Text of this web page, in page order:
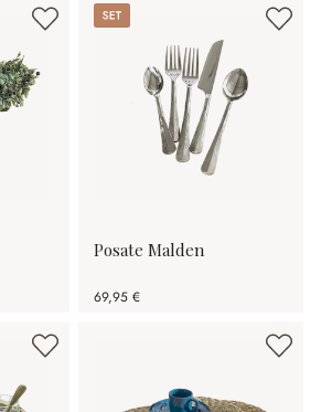
Set
Posate Malden
69,95 €